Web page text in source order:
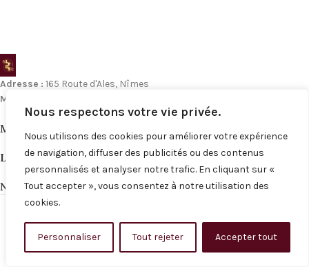
Nous respectons votre vie privée.
Nous utilisons des cookies pour améliorer votre expérience
de navigation, diffuser des publicités ou des contenus
personnalisés et analyser notre trafic. En cliquant sur «
Tout accepter », vous consentez à notre utilisation des
cookies.
Personnaliser Tout rejeter Accepter tout
Adresse : 165 Route d'Ales, Nîmes
Mail :
MENU
LIENS UTILES
NOS RÉSEAUX
© 2026